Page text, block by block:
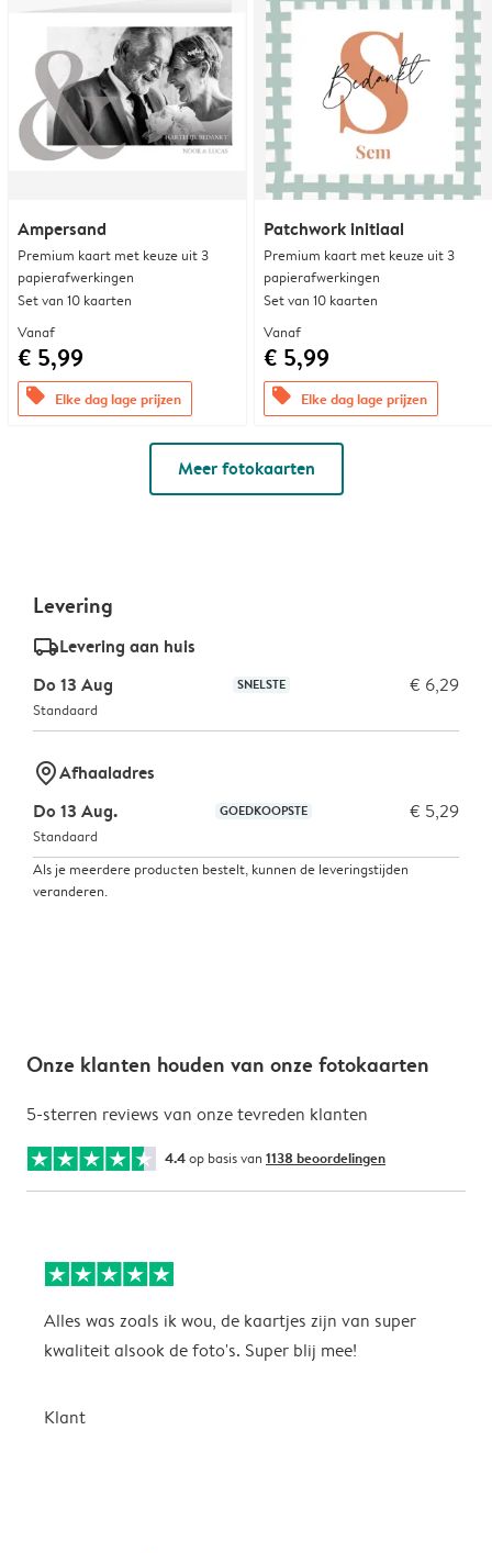
Ampersand
Premium kaart met keuze uit 3
papierafwerkingen
Set van 10 kaarten
Vanaf
€ 5,99
offers Elke dag lage prijzen
Patchwork initiaal
Premium kaart met keuze uit 3
papierafwerkingen
Set van 10 kaarten
Vanaf
€ 5,99
offers Elke dag lage prijzen
Meer fotokaarten
Levering
delivery_standard_v2Levering aan huis
Do 13 Aug
SNELSTE € 6,29
Standaard
marker-pinAfhaaladres
Do 13 Aug.
GOEDKOOPSTE € 5,29
Standaard
Als je meerdere producten bestelt, kunnen de leveringstijden
veranderen.
Onze klanten houden van onze fotokaarten
5-sterren reviews van onze tevreden klanten
4.4op basis van 1138 beoordelingen
Alles was zoals ik wou, de kaartjes zijn van super
kwaliteit alsook de foto's. Super blij mee!
Klant